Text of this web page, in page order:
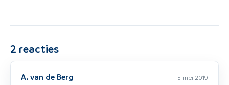
2 reacties
A. van de Berg 5 mei 2019